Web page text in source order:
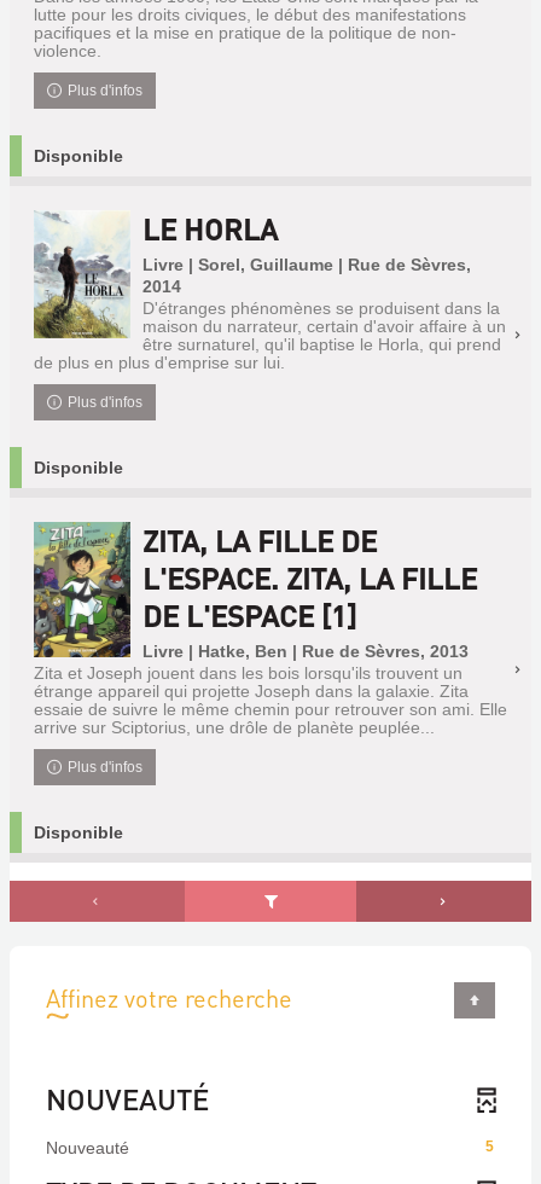
lutte pour les droits civiques, le début des manifestations
pacifiques et la mise en pratique de la politique de non-
violence.
Plus d'infos
Disponible
LE HORLA
Livre | Sorel, Guillaume | Rue de Sèvres,
2014
D'étranges phénomènes se produisent dans la
maison du narrateur, certain d'avoir affaire à un
être surnaturel, qu'il baptise le Horla, qui prend
de plus en plus d'emprise sur lui.
Plus d'infos
Disponible
ZITA, LA FILLE DE
L'ESPACE. ZITA, LA FILLE
DE L'ESPACE [1]
Livre | Hatke, Ben | Rue de Sèvres, 2013
Zita et Joseph jouent dans les bois lorsqu'ils trouvent un
étrange appareil qui projette Joseph dans la galaxie. Zita
essaie de suivre le même chemin pour retrouver son ami. Elle
arrive sur Sciptorius, une drôle de planète peuplée...
Plus d'infos
Disponible
Affinez votre recherche
NOUVEAUTÉ
5
Nouveauté